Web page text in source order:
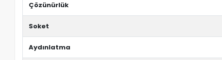
Çözünürlük
Soket
Aydınlatma